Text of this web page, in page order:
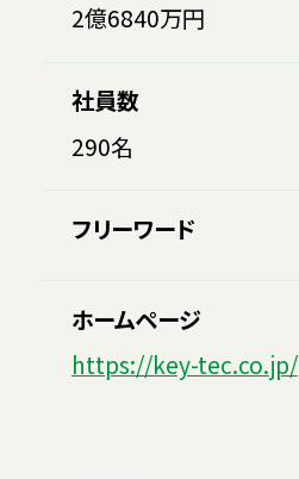
2億6840万円
社員数
290名
フリーワード
ホームページ
https://key-tec.co.jp/